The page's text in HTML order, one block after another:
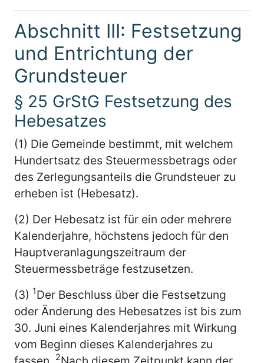
Abschnitt III: Festsetzung
und Entrichtung der
Grundsteuer
§ 25 GrStG Festsetzung des
Hebesatzes
(1) Die Gemeinde bestimmt, mit welchem
Hundertsatz des Steuermessbetrags oder
des Zerlegungsanteils die Grundsteuer zu
erheben ist (Hebesatz).
(2) Der Hebesatz ist für ein oder mehrere
Kalenderjahre, höchstens jedoch für den
Hauptveranlagungszeitraum der
Steuermessbeträge festzusetzen.
(3) 1Der Beschluss über die Festsetzung
oder Änderung des Hebesatzes ist bis zum
30. Juni eines Kalenderjahres mit Wirkung
vom Beginn dieses Kalenderjahres zu
2